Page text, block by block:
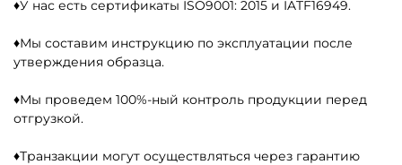
♦У нас есть сертификаты ISO9001: 2015 и IATF16949.
♦Мы составим инструкцию по эксплуатации после
утверждения образца.
♦Мы проведем 100%-ный контроль продукции перед
отгрузкой.
♦Транзакции могут осуществляться через гарантию